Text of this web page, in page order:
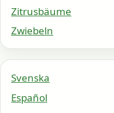
Zitrusbäume
Zwiebeln
Svenska
Español